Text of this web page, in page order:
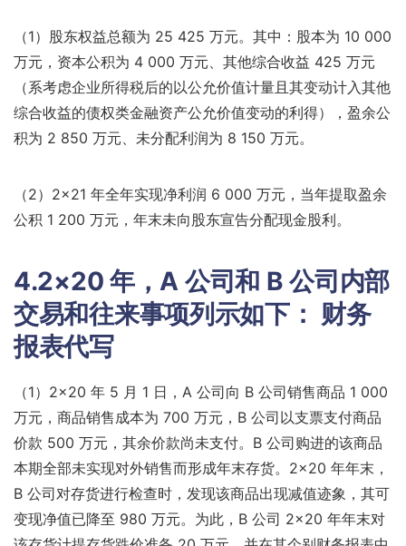
（1）股东权益总额为 25 425 万元。其中：股本为 10 000
万元，资本公积为 4 000 万元、其他综合收益 425 万元
（系考虑企业所得税后的以公允价值计量且其变动计入其他
综合收益的债权类金融资产公允价值变动的利得），盈余公
积为 2 850 万元、未分配利润为 8 150 万元。
（2）2×21 年全年实现净利润 6 000 万元，当年提取盈余
公积 1 200 万元，年末未向股东宣告分配现金股利。
4.2×20 年，A 公司和 B 公司内部
交易和往来事项列示如下： 财务
报表代写
（1）2×20 年 5 月 1 日，A 公司向 B 公司销售商品 1 000
万元，商品销售成本为 700 万元，B 公司以支票支付商品
价款 500 万元，其余价款尚未支付。B 公司购进的该商品
本期全部未实现对外销售而形成年末存货。2×20 年年末，
B 公司对存货进行检查时，发现该商品出现减值迹象，其可
变现净值已降至 980 万元。为此，B 公司 2×20 年年末对